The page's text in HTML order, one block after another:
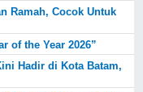
Ramah, Cocok Untuk
of the Year 2026”
Hadir di Kota Batam,